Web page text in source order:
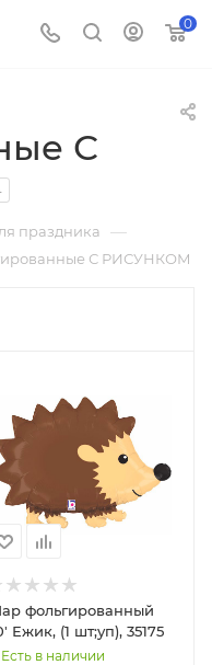
0
С
праздника —
С РИСУНКОМ
фольгированный
Ежик, (1 шт;уп), 35175
Есть в наличии